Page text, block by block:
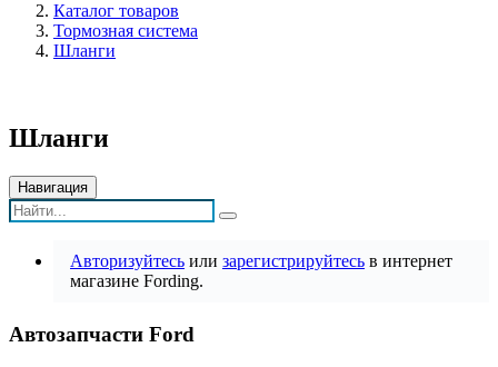
Каталог товаров
Тормозная система
Шланги
Шланги
Навигация
Авторизуйтесь или зарегистрируйтесь в интернет
магазине Fording.
Автозапчасти Ford